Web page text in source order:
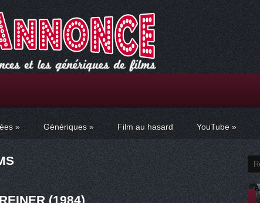
» Génériques » Film au hasard YouTube »
(1984)